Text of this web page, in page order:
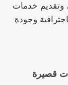
وتقديم خدمات
وجودة
قصيرة